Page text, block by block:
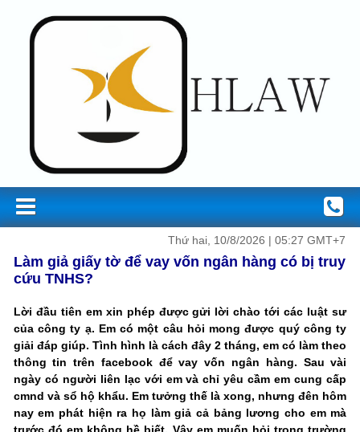
Thứ hai, 10/8/2026 | 05:27 GMT+7
Làm giả giấy tờ để vay vốn ngân hàng có bị truy
cứu TNHS?
Lời đầu tiên em xin phép được gửi lời chào tới các luật sư
của công ty ạ. Em có một câu hỏi mong được quý công ty
giải đáp giúp. Tình hình là cách đây 2 tháng, em có làm theo
thông tin trên facebook để vay vốn ngân hàng. Sau vài
ngày có người liên lạc với em và chỉ yêu cầm em cung cấp
cmnd và sổ hộ khẩu. Em tưởng thế là xong, nhưng đên hôm
nay em phát hiện ra họ làm giả cả bảng lương cho em mà